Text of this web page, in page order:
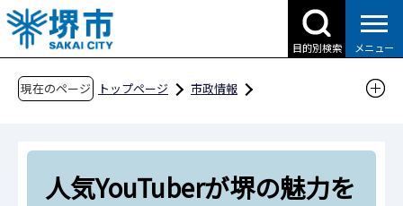
こ
の
ペ
目的別検索 メニュー
現在のページ トップページ
市政情報
アセアン諸国との交流
堺とアセアンとの交流
その他のプログラム
人気YouTuberが堺の魅力を